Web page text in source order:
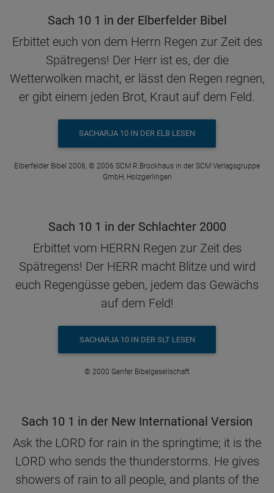
Sach 10 1 in der Elberfelder Bibel
Erbittet euch von dem Herrn Regen zur Zeit des
Spätregens! Der Herr ist es, der die
Wetterwolken macht, er lässt den Regen regnen,
er gibt einem jeden Brot, Kraut auf dem Feld.
SACHARJA 10 IN DER ELB LESEN
Elberfelder Bibel 2006, © 2006 SCM R.Brockhaus in der SCM Verlagsgruppe
GmbH, Holzgerlingen
Sach 10 1 in der Schlachter 2000
Erbittet vom HERRN Regen zur Zeit des
Spätregens! Der HERR macht Blitze und wird
euch Regengüsse geben, jedem das Gewächs
auf dem Feld!
SACHARJA 10 IN DER SLT LESEN
© 2000 Genfer Bibelgesellschaft
Sach 10 1 in der New International Version
Ask the LORD for rain in the springtime; it is the
LORD who sends the thunderstorms. He gives
showers of rain to all people, and plants of the